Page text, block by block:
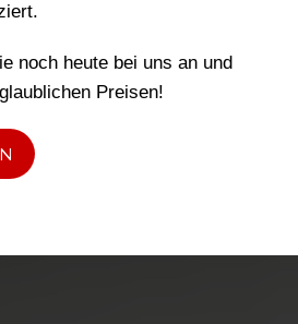
noch heute bei uns an und
Preisen!